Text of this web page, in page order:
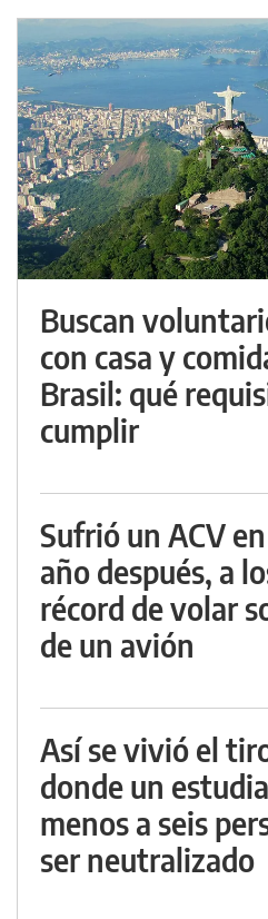
Buscan
con casa y
Brasil: qué
cumplir
Sufrió un ACV
año después, a
récord de volar
de un avión
Así se vivió el
donde un
menos a seis
ser neutralizado